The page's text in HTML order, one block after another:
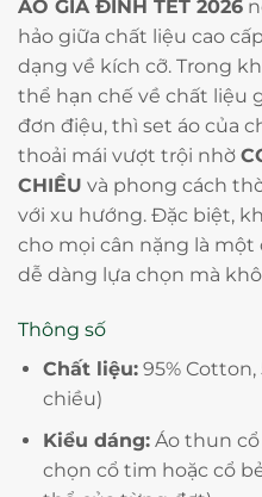
ÁO GIA ĐÌNH TẾT 2026
hảo giữa chất liệu cao
dạng về kích cỡ. Trong
thể hạn chế về chất liệu
đơn điệu, thì set áo của
thoải mái vượt trội nhờ
CHIỀU và phong cách
với xu hướng. Đặc biệt,
cho mọi cân nặng là
dễ dàng lựa chọn mà
Thông số
Chất liệu:95% Cotton,
chiều)
Kiểu dáng:Áo thun
chọn cổ tim hoặc cổ